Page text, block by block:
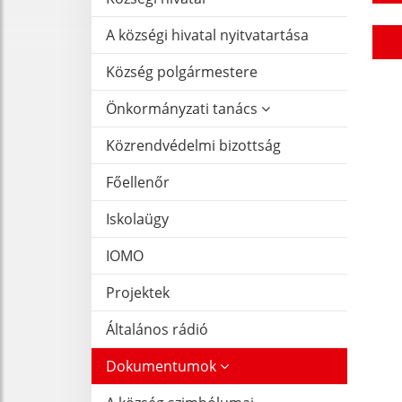
A községi hivatal nyitvatartása
Község polgármestere
Önkormányzati tanács
Közrendvédelmi bizottság
Főellenőr
Iskolaügy
IOMO
Projektek
Általános rádió
Dokumentumok